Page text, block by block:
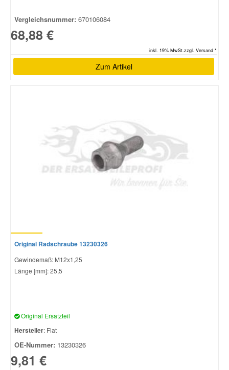
Vergleichsnummer: 670106084
68,88 €
inkl. 19% MwSt.zzgl. Versand *
Zum Artikel
Original Radschraube 13230326
Gewindemaß: M12x1,25
Länge [mm]: 25,5
Original Ersatzteil
Hersteller: Fiat
OE-Nummer: 13230326
9,81 €